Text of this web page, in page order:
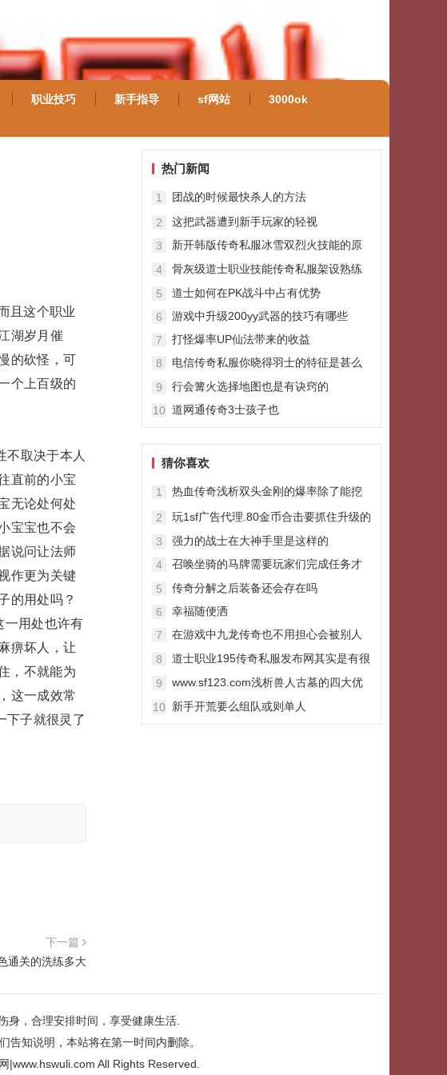
职业技巧 新手指导 sf网站
3000ok
且这个职业
湖岁月催
的砍怪，可
个上百级的
不取决于本人
直前的小宝
无论处何处
宝宝也不会
说问让法师
作更为关键
的用处吗？
一用处也许有
痹坏人，让
，不就能为
这一成效常
下子就很灵了
下一篇
通关的洗练多大
热门新闻
1
团战的时候最快杀人的方法
2
这把武器遭到新手玩家的轻视
3
新开韩版传奇私服冰雪双烈火技能的原
4
骨灰级道士职业技能传奇私服架设熟练
5
道士如何在PK战斗中占有优势
6
游戏中升级200yy武器的技巧有哪些
7
打怪爆率UP仙法带来的收益
8
电信传奇私服你晓得羽士的特征是甚么
9
行会篝火选择地图也是有诀窍的
10 道网通传奇3士孩子也
猜你喜欢
1
热血传奇浅析双头金刚的爆率除了能挖
2
玩1sf广告代理.80金币合击要抓住升级的
3
强力的战士在大神手里是这样的
4
召唤坐骑的马牌需要玩家们完成任务才
5
传奇分解之后装备还会存在吗
6
幸福随便洒
7
在游戏中九龙传奇也不用担心会被别人
8
道士职业195传奇私服发布网其实是有很
9
www.sf123.com浅析兽人古墓的四大优
10 新手开荒要么组队或则单人
身，合理安排时间，享受健康生活.
知说明，本站将在第一时间内删除。
|www.hswuli.com All Rights Reserved.